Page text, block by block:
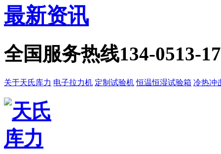
最新资讯
全国服务热线134-0513-
关于天氏库力 电子拉力机 定制试验机 恒温恒湿试验箱 冷热冲